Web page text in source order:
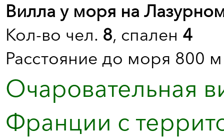
Вилла у моря на
Кол-во чел. 8, спален 4
Расстояние до моря 800 м
Очаровательная
Франции с